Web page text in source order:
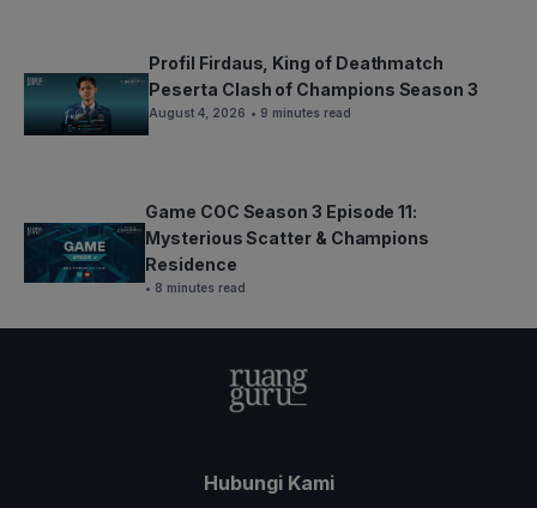
Profil Firdaus, King of Deathmatch
Peserta Clash of Champions Season 3
August 4, 2026 • 9 minutes read
Game COC Season 3 Episode 11:
Mysterious Scatter & Champions
Residence
• 8 minutes read
Hubungi Kami